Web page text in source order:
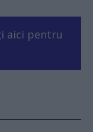
aici pentru